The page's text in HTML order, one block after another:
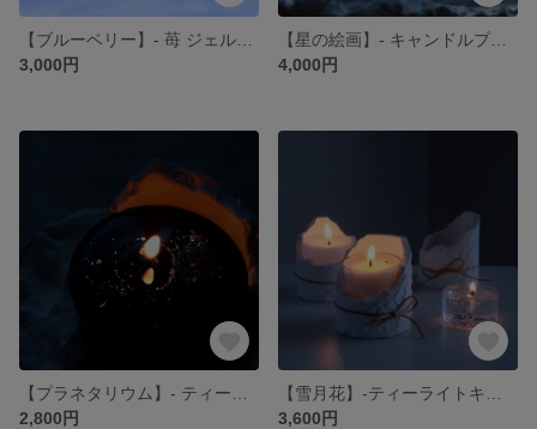
3,000円
【星の絵画】- キャンドルプレート付き -
4,000円
2,800円
3,600円